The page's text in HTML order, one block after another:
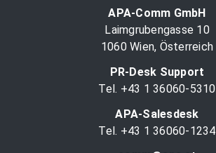
APA-Comm GmbH
Laimgrubengasse 10
1060 Wien, Österreich
PR-Desk Support
Tel. +43 1 36060-5310
APA-Salesdesk
Tel. +43 1 36060-1234